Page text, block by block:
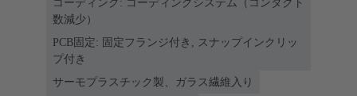
コーディング: コーディングシステム（コンタクト
数減少）
PCB固定: 固定フランジ付き, スナップインクリッ
プ付き
サーモプラスチック製、ガラス繊維入り